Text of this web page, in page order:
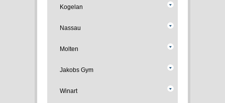
Kogelan
Nassau
Molten
Jakobs Gym
Winart